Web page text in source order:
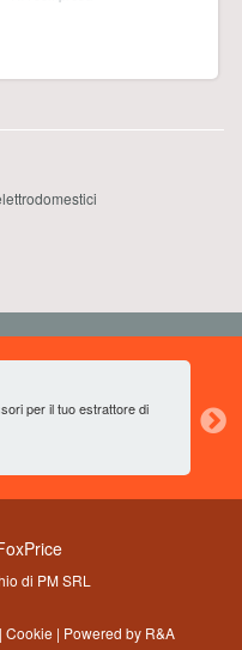
per il tuo estrattore di
di PM SRL
| Cookie | Powered by R&A